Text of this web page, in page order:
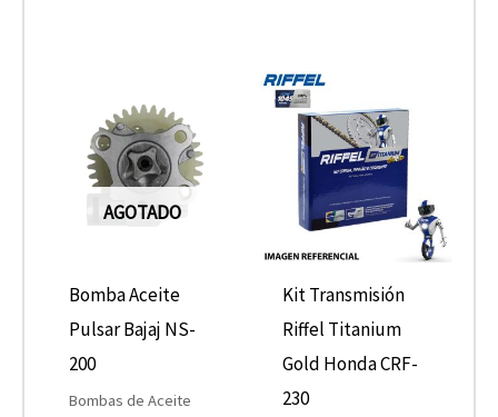
AGOTADO
Bomba Aceite
Pulsar Bajaj NS-
200
Bombas de Aceite
Kit Transmisión
Riffel Titanium
Gold Honda CRF-
230